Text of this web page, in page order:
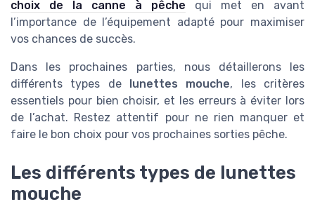
choix de la canne à pêche qui met en avant
l’importance de l’équipement adapté pour maximiser
vos chances de succès.
Dans les prochaines parties, nous détaillerons les
différents types de
lunettes mouche, les critères
essentiels pour bien choisir, et les erreurs à éviter lors
de l’achat. Restez attentif pour ne rien manquer et
faire le bon choix pour vos prochaines sorties pêche.
Les différents types de lunettes
mouche